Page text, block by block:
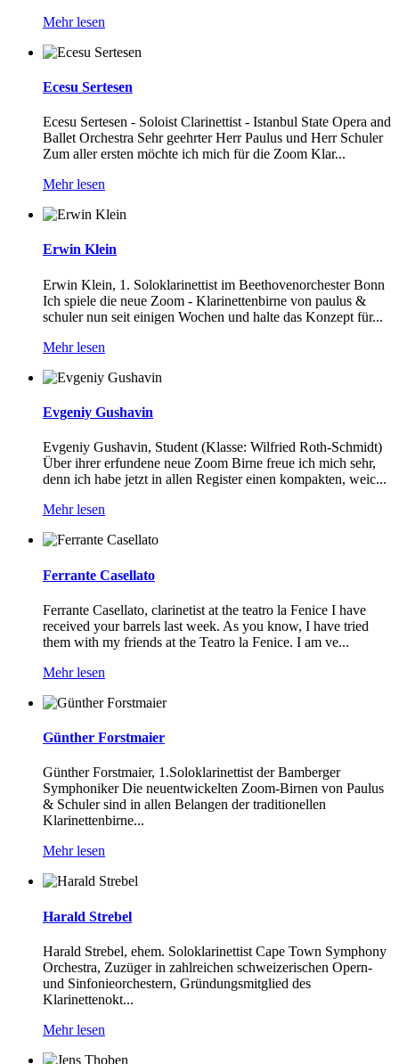
Mehr lesen
Ecesu Sertesen
Ecesu Sertesen - Soloist Clarinettist - Istanbul State Opera and
Ballet Orchestra Sehr geehrter Herr Paulus und Herr Schuler
Zum aller ersten möchte ich mich für die Zoom Klar...
Mehr lesen
Erwin Klein
Erwin Klein, 1. Soloklarinettist im Beethovenorchester Bonn
Ich spiele die neue Zoom - Klarinettenbirne von paulus &
schuler nun seit einigen Wochen und halte das Konzept für...
Mehr lesen
Evgeniy Gushavin
Evgeniy Gushavin, Student (Klasse: Wilfried Roth-Schmidt)
Über ihrer erfundene neue Zoom Birne freue ich mich sehr,
denn ich habe jetzt in allen Register einen kompakten, weic...
Mehr lesen
Ferrante Casellato
Ferrante Casellato, clarinetist at the teatro la Fenice I have
received your barrels last week. As you know, I have tried
them with my friends at the Teatro la Fenice. I am ve...
Mehr lesen
Günther Forstmaier
Günther Forstmaier, 1.Soloklarinettist der Bamberger
Symphoniker Die neuentwickelten Zoom-Birnen von Paulus
& Schuler sind in allen Belangen der traditionellen
Klarinettenbirne...
Mehr lesen
Harald Strebel
Harald Strebel, ehem. Soloklarinettist Cape Town Symphony
Orchestra, Zuzüger in zahlreichen schweizerischen Opern-
und Sinfonieorchestern, Gründungsmitglied des
Klarinettenokt...
Mehr lesen